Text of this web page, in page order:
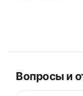
Вопросы и